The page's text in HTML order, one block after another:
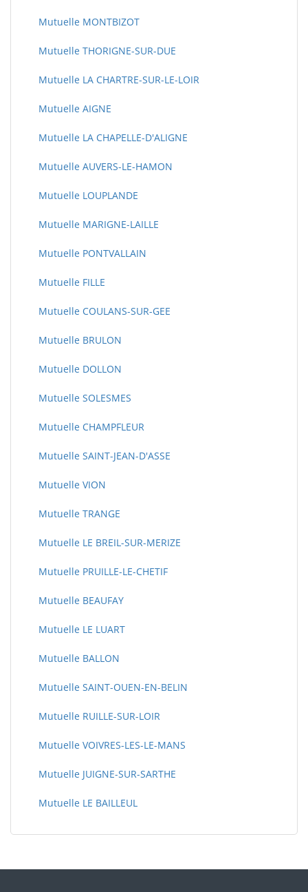
Mutuelle MONTBIZOT
Mutuelle THORIGNE-SUR-DUE
Mutuelle LA CHARTRE-SUR-LE-LOIR
Mutuelle AIGNE
Mutuelle LA CHAPELLE-D'ALIGNE
Mutuelle AUVERS-LE-HAMON
Mutuelle LOUPLANDE
Mutuelle MARIGNE-LAILLE
Mutuelle PONTVALLAIN
Mutuelle FILLE
Mutuelle COULANS-SUR-GEE
Mutuelle BRULON
Mutuelle DOLLON
Mutuelle SOLESMES
Mutuelle CHAMPFLEUR
Mutuelle SAINT-JEAN-D'ASSE
Mutuelle VION
Mutuelle TRANGE
Mutuelle LE BREIL-SUR-MERIZE
Mutuelle PRUILLE-LE-CHETIF
Mutuelle BEAUFAY
Mutuelle LE LUART
Mutuelle BALLON
Mutuelle SAINT-OUEN-EN-BELIN
Mutuelle RUILLE-SUR-LOIR
Mutuelle VOIVRES-LES-LE-MANS
Mutuelle JUIGNE-SUR-SARTHE
Mutuelle LE BAILLEUL